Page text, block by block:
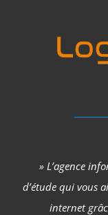
» L’agence
d’étude qui vous
internet